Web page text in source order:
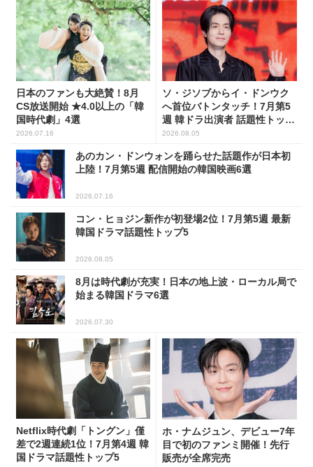
日本のファンも大絶賛！8月
CS放送開始 ★4.0以上の「韓
国時代劇」4選
2026.07.16
ソ・ジソブからイ・ドンウク
へ首位バトンタッチ！7月第5
週 韓ドラ出演者 話題性トップ
5
2026.08.05
あのカン・ドンウォンを踊らせた話題作が日本初
上陸！7月第5週 配信開始の韓国映画6選
2026.07.16
コン・ヒョジン新作が初登場2位！7月第5週 最新
韓国ドラマ話題性トップ5
2026.08.05
8月は時代劇が充実！日本の地上波・ローカル局で
始まる韓国ドラマ6選
2026.07.30
Netflix時代劇「トングン」僅
差で2週連続1位！7月第4週 韓
国ドラマ話題性トップ5
ホ・ナムジュン、デビュー7年
目で初のファンミ開催！先行
販売が全席完売